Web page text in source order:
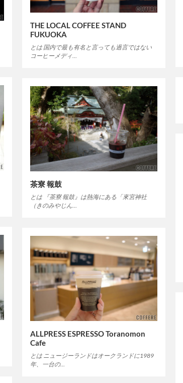
THE LOCAL COFFEE STAND
FUKUOKA
とは 国内で最も有名と言っても過言ではない
コーヒーメディ…
茶寮 報鼓
とは 『茶寮 報鼓』は熱海にある「來宮神社
（きのみやじん…
ALLPRESS ESPRESSO Toranomon
Cafe
とは ニュージーランドはオークランドに1989
年、一台の…